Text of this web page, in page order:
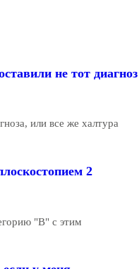
не тот диагноз
или все же халтура
2
"В" с этим